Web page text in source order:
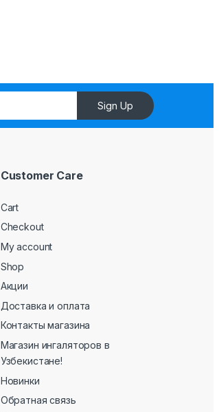
Sign Up
Customer Care
Cart
Checkout
My account
Shop
Акции
Доставка и оплата
Контакты магазина
Магазин ингаляторов в
Узбекистане!
Новинки
Обратная связь